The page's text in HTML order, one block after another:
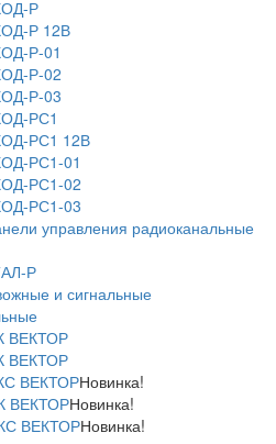
Р
Р 12В
Р-01
Р-02
Р-03
РС1
РС1 12В
РС1-01
РС1-02
РС1-03
управления радиоканальные
Р
и сигнальные
ВЕКТОР
ВЕКТОР
ВЕКТОРНовинка!
ВЕКТОРНовинка!
ВЕКТОРНовинка!